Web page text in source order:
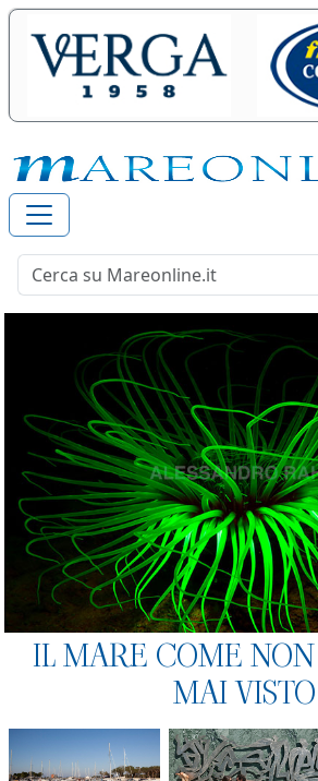
IL MARE COME
MAI VISTO